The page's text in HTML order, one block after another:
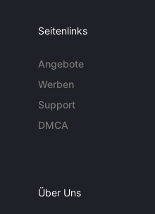
Seitenlinks
Angebote
Werben
Support
DMCA
Über Uns